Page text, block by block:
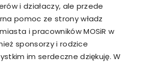
i działaczy, ale przede
pomoc ze strony władz
i pracowników MOSiR w
sponsorzy i rodzice
im serdeczne dziękuję. W